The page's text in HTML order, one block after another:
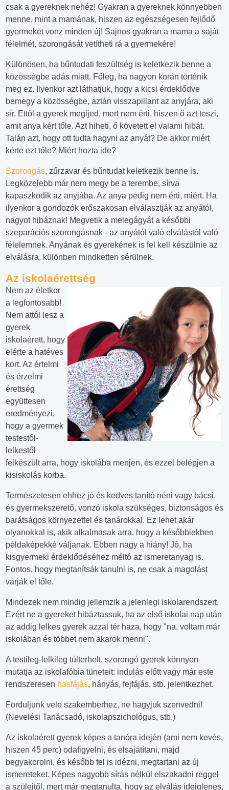
csak a gyereknek nehéz! Gyakran a gyereknek könnyebben
menne, mint a mamának, hiszen az egészségesen fejlődő
gyermeket vonz minden új! Sajnos gyakran a mama a saját
félelmét, szorongását vetítheti rá a gyermekére!
Különösen, ha bűntudati feszültség is keletkezik benne a
közösségbe adás miatt. Főleg, ha nagyon korán történik
meg ez. Ilyenkor azt láthatjuk, hogy a kicsi érdeklődve
bemegy a közösségbe, aztán visszapillant az anyjára, aki
sír. Ettől a gyerek megijed, mert nem érti, hiszen ő azt teszi,
amit anya kért tőle. Azt hiheti, ő követett el valami hibát.
Talán azt, hogy ott tudta hagyni az anyát? De akkor miért
kérte ezt tőle? Miért hozta ide?
Szorongás, zűrzavar és bűntudat keletkezik benne is.
Legközelebb már nem megy be a terembe, sírva
kapaszkodik az anyjába. Az anya pedig nem érti, miért. Ha
ilyenkor a gondozók erőszakosan elválasztják az anyától,
nagyot hibáznak! Megvetik a melegágyát a későbbi
szeparációs szorongásnak - az anyától való elválástól való
félelemnek. Anyának és gyerekének is fel kell készülnie az
elválásra, különben mindketten sérülnek.
Az iskolaérettség
Nem az életkor
a legfontosabb!
Nem attól lesz a
gyerek
iskolaérett, hogy
elérte a hatéves
kort. Az értelmi
és érzelmi
érettség
együttesen
eredményezi,
hogy a gyermek
testestől-
lelkestől
felkészült arra, hogy iskolába menjen, és ezzel belépjen a
kisiskolás korba.
Természetesen ehhez jó és kedves tanító néni vagy bácsi,
és gyermekszerető, vonzó iskola szükséges, biztonságos és
barátságos környezettel és tanárokkal. Ez lehet akár
olyanokkal is, akik alkalmasak arra, hogy a későbbiekben
példaképekké váljanak. Ebben nagy a hiány! Jó, ha
kisgyermeki érdeklődéséhez méltó az ismeretanyag is.
Fontos, hogy megtanítsák tanulni is, ne csak a magolást
várják el tőle.
Mindezek nem mindig jellemzik a jelenlegi iskolarendszert.
Ezért ne a gyereket hibáztassuk, ha az első iskolai nap után
az addig lelkes gyerek azzal tér haza, hogy "na, voltam már
iskolában és többet nem akarok menni".
A testileg-lelkileg túlterhelt, szorongó gyerek könnyen
mutatja az iskolafóbia tüneteit: indulás előtt vagy már este
rendszeresen hasfájás, hányás, fejfájás, stb. jelentkezhet.
Forduljunk vele szakemberhez, ne hagyjuk szenvedni!
(Nevelési Tanácsadó, iskolapszichológus, stb.)
Az iskolaérett gyerek képes a tanóra idején (ami nem kevés,
hiszen 45 perc) odafigyelni, és elsajátítani, majd
begyakorolni, és később fel is idézni, megtartani az új
ismereteket. Képes nagyobb sírás nélkül elszakadni reggel
a szüleitől, mert már megtanulta, hogy az elválás ideiglenes,